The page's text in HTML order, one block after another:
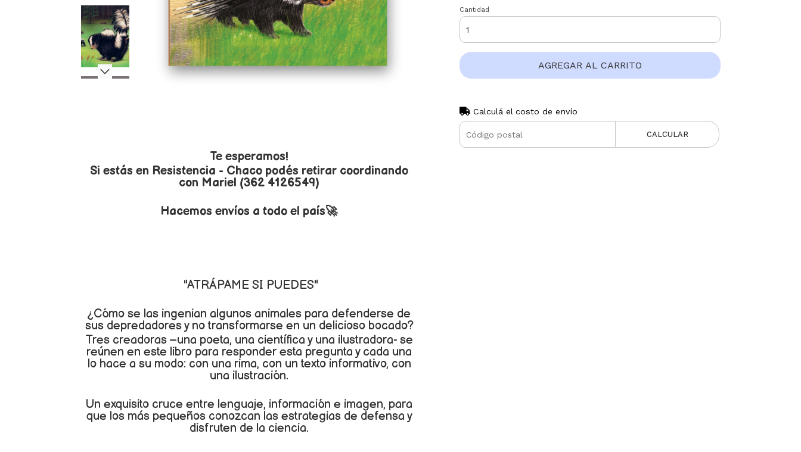
Te esperamos!
Si estás en Resistencia - Chaco podés retirar coordinando
con Mariel (362 4126549)
Hacemos envíos a todo el país🚀
"ATRÁPAME SI PUEDES"
¿Cómo se las ingenian algunos animales para defenderse de
sus depredadores y no transformarse en un delicioso bocado?
Tres creadoras –una poeta, una científica y una ilustradora- se
reúnen en este libro para responder esta pregunta y cada una
lo hace a su modo: con una rima, con un texto informativo, con
una ilustración.
Un exquisito cruce entre lenguaje, información e imagen, para
que los más pequeños conozcan las estrategias de defensa y
disfruten de la ciencia.
Cantidad
AGREGAR AL CARRITO
Calculá el costo de envío
CALCULAR